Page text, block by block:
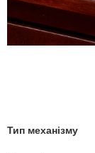
Тип механізму